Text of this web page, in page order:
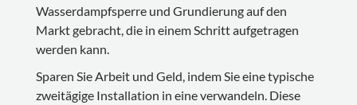
Wasserdampfsperre und Grundierung auf den
Markt gebracht, die in einem Schritt aufgetragen
werden kann.
Sparen Sie Arbeit und Geld, indem Sie eine typische
zweitägige Installation in eine verwandeln. Diese